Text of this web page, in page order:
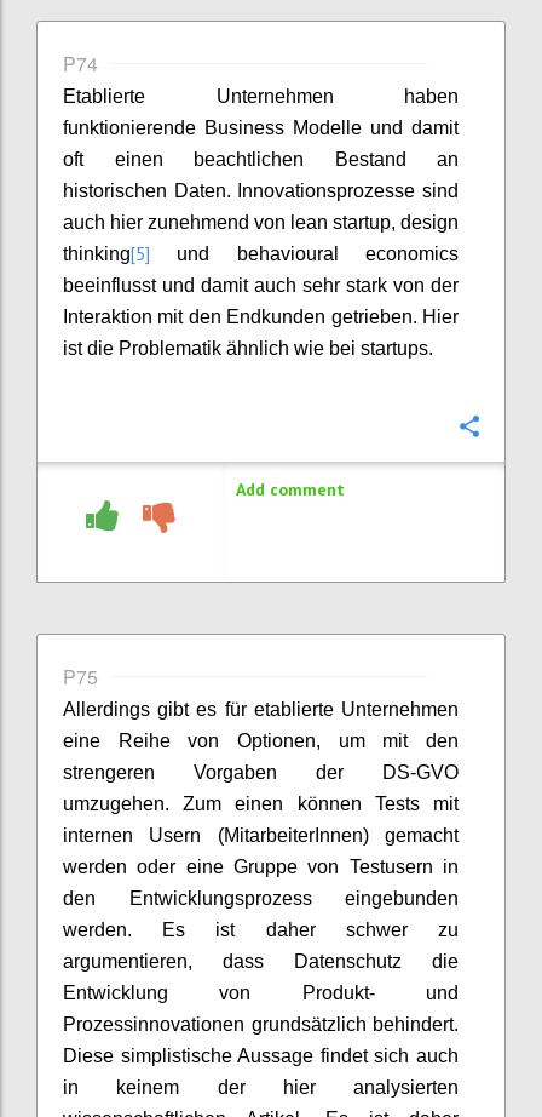
P74
Etablierte Unternehmen haben
funktionierende Business Modelle und damit
oft einen beachtlichen Bestand an
historischen Daten. Innovationsprozesse sind
auch hier zunehmend von lean startup, design
thinking[5] und behavioural economics
beeinflusst und damit auch sehr stark von der
Interaktion mit den Endkunden getrieben. Hier
ist die Problematik ähnlich wie bei startups.
Add comment
P75
Allerdings gibt es für etablierte Unternehmen
eine Reihe von Optionen, um mit den
strengeren Vorgaben der DS-GVO
umzugehen. Zum einen können Tests mit
internen Usern (MitarbeiterInnen) gemacht
werden oder eine Gruppe von Testusern in
den Entwicklungsprozess eingebunden
werden. Es ist daher schwer zu
argumentieren, dass Datenschutz die
Entwicklung von Produkt- und
Prozessinnovationen grundsätzlich behindert.
Diese simplistische Aussage findet sich auch
in keinem der hier analysierten